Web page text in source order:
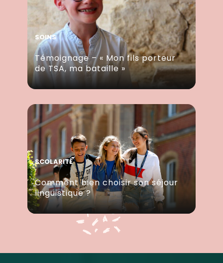
SOINS
Témoignage – « Mon fils porteur
de TSA, ma bataille »
SCOLARITÉ
Comment bien choisir son séjour
linguistique ?